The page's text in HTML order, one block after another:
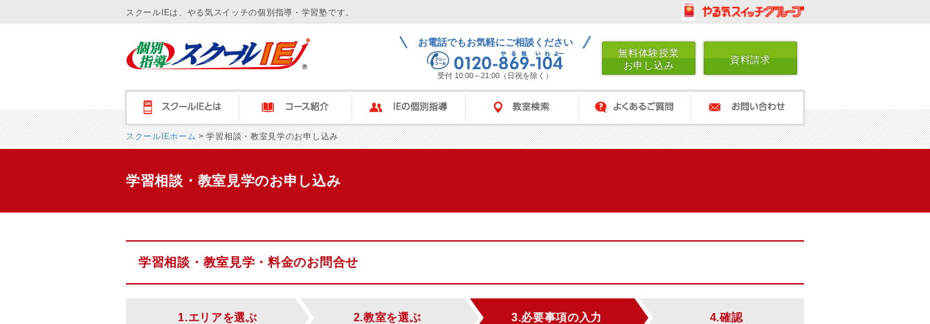
スクールIEは、やる気スイッチの個別指導・学習塾です。
お電話でもお気軽にご相談ください
受付 10:00～21:00（日祝を除く）
無料体験授業
お申し込み
資料請求
スクールＩＥとは コース紹介 IEの個別指導 教室検索 よくあるご質問 お問い合わせ
スクールIEホーム> 学習相談・教室見学のお申し込み
学習相談・教室見学のお申し込み
学習相談・教室見学・料金のお問合せ
1.エリアを選ぶ 2.教室を選ぶ 3.必要事項の入力 4.確認